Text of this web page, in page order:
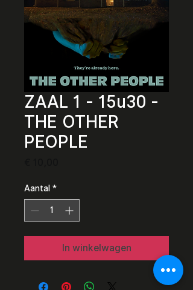
ZAAL 1 - 15u30 -
THE OTHER
PEOPLE
Aantal *
In winkelwagen